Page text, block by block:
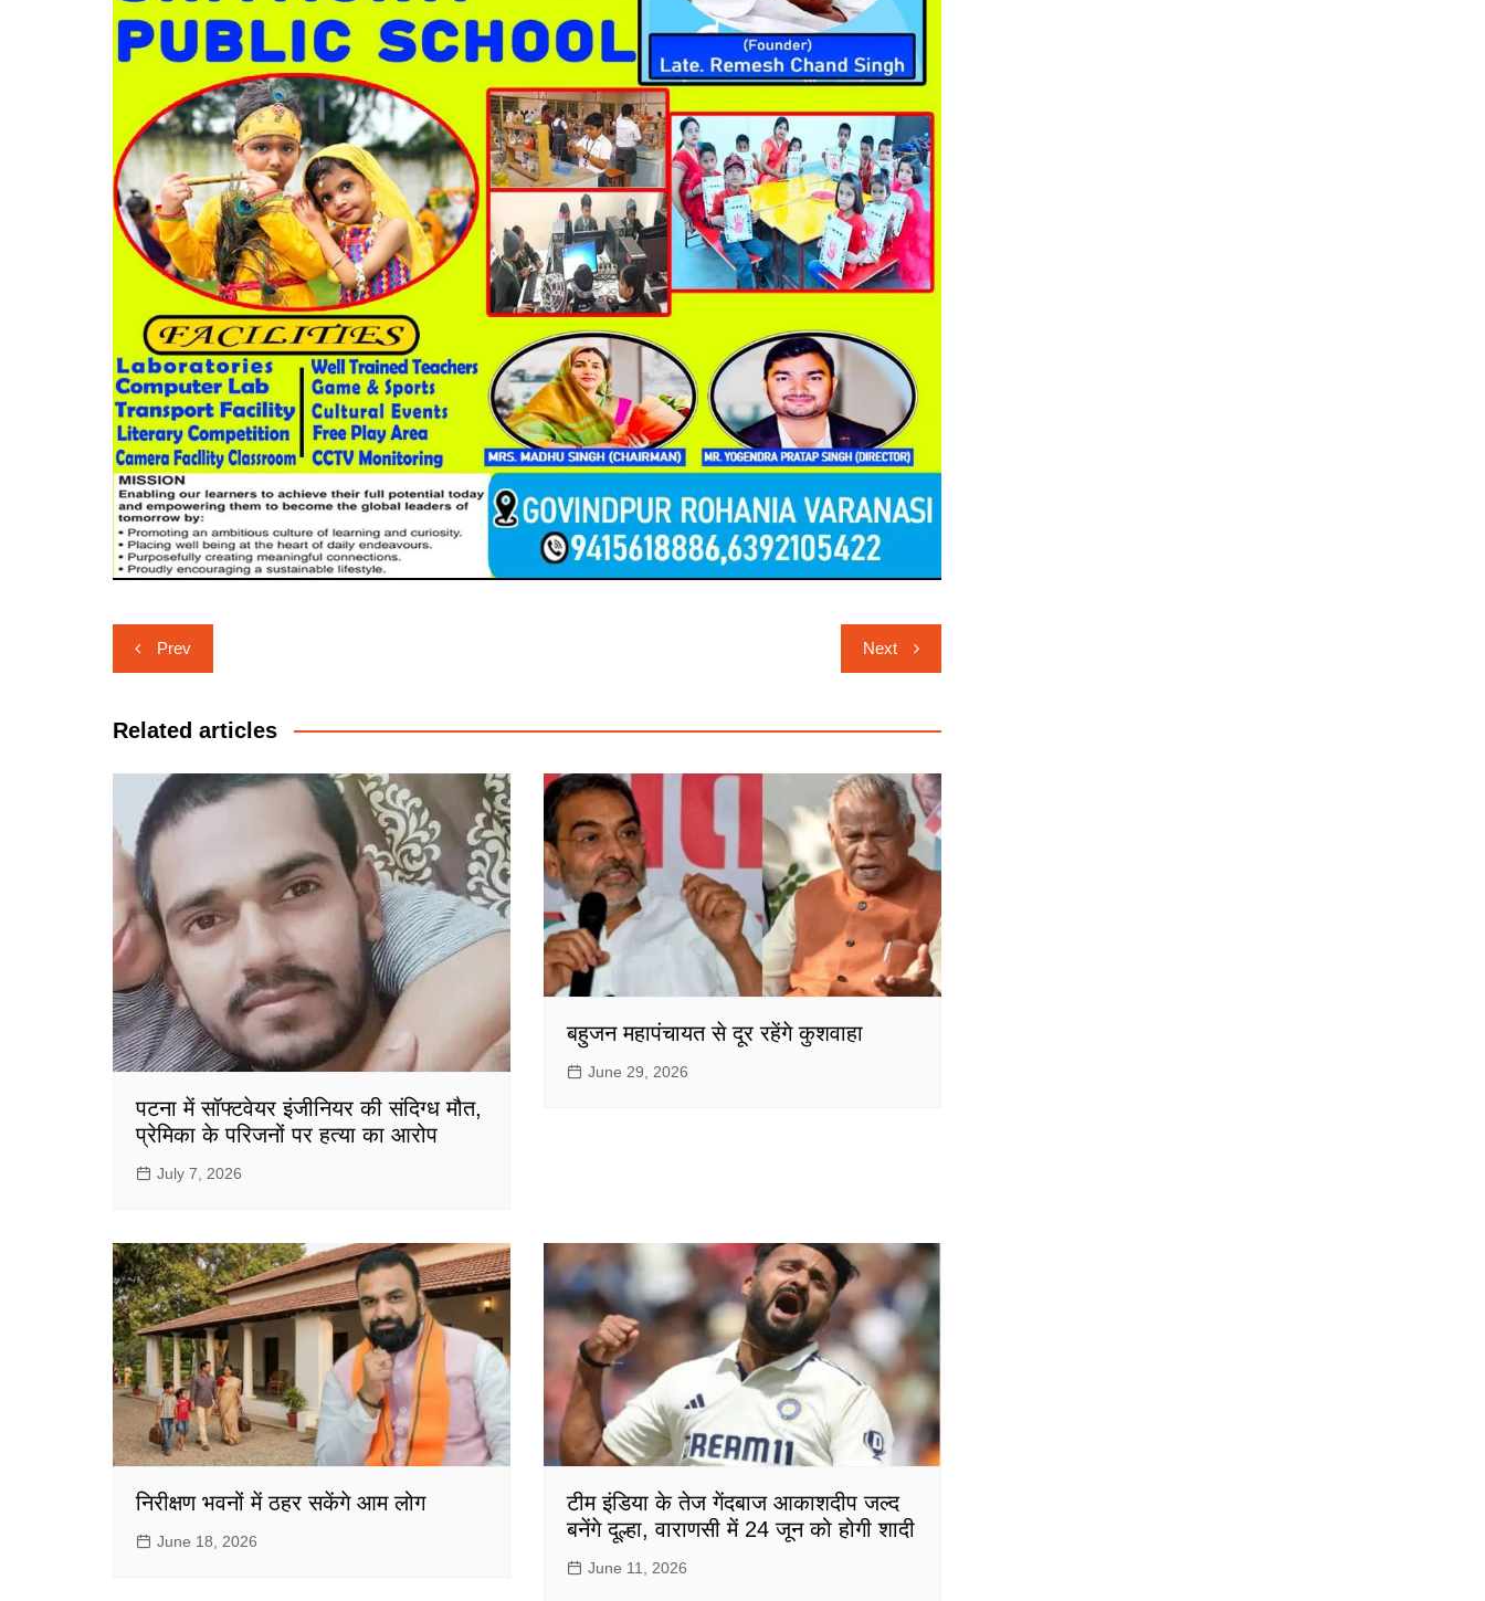
Post
navigation
Prev Next
Related articles
पटना में सॉफ्टवेयर इंजीनियर की संदिग्ध मौत,
प्रेमिका के परिजनों पर हत्या का आरोप
July 7, 2026
बहुजन महापंचायत से दूर रहेंगे कुशवाहा
June 29, 2026
निरीक्षण भवनों में ठहर सकेंगे आम लोग
June 18, 2026
टीम इंडिया के तेज गेंदबाज आकाशदीप जल्द
बनेंगे दूल्हा, वाराणसी में 24 जून को होगी शादी
June 11, 2026